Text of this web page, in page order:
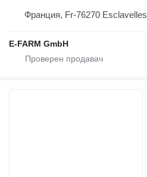
Франция, Fr-76270 Esclavelles
E-FARM GmbH